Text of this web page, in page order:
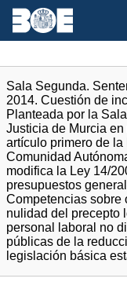
Sala Segunda.
2014. Cuestión de
Planteada por la
Justicia de Murcia
artículo primero de
Comunidad
modifica la Ley 14/
presupuestos
Competencias sobre
nulidad del precepto
personal laboral no
públicas de la
legislación básica